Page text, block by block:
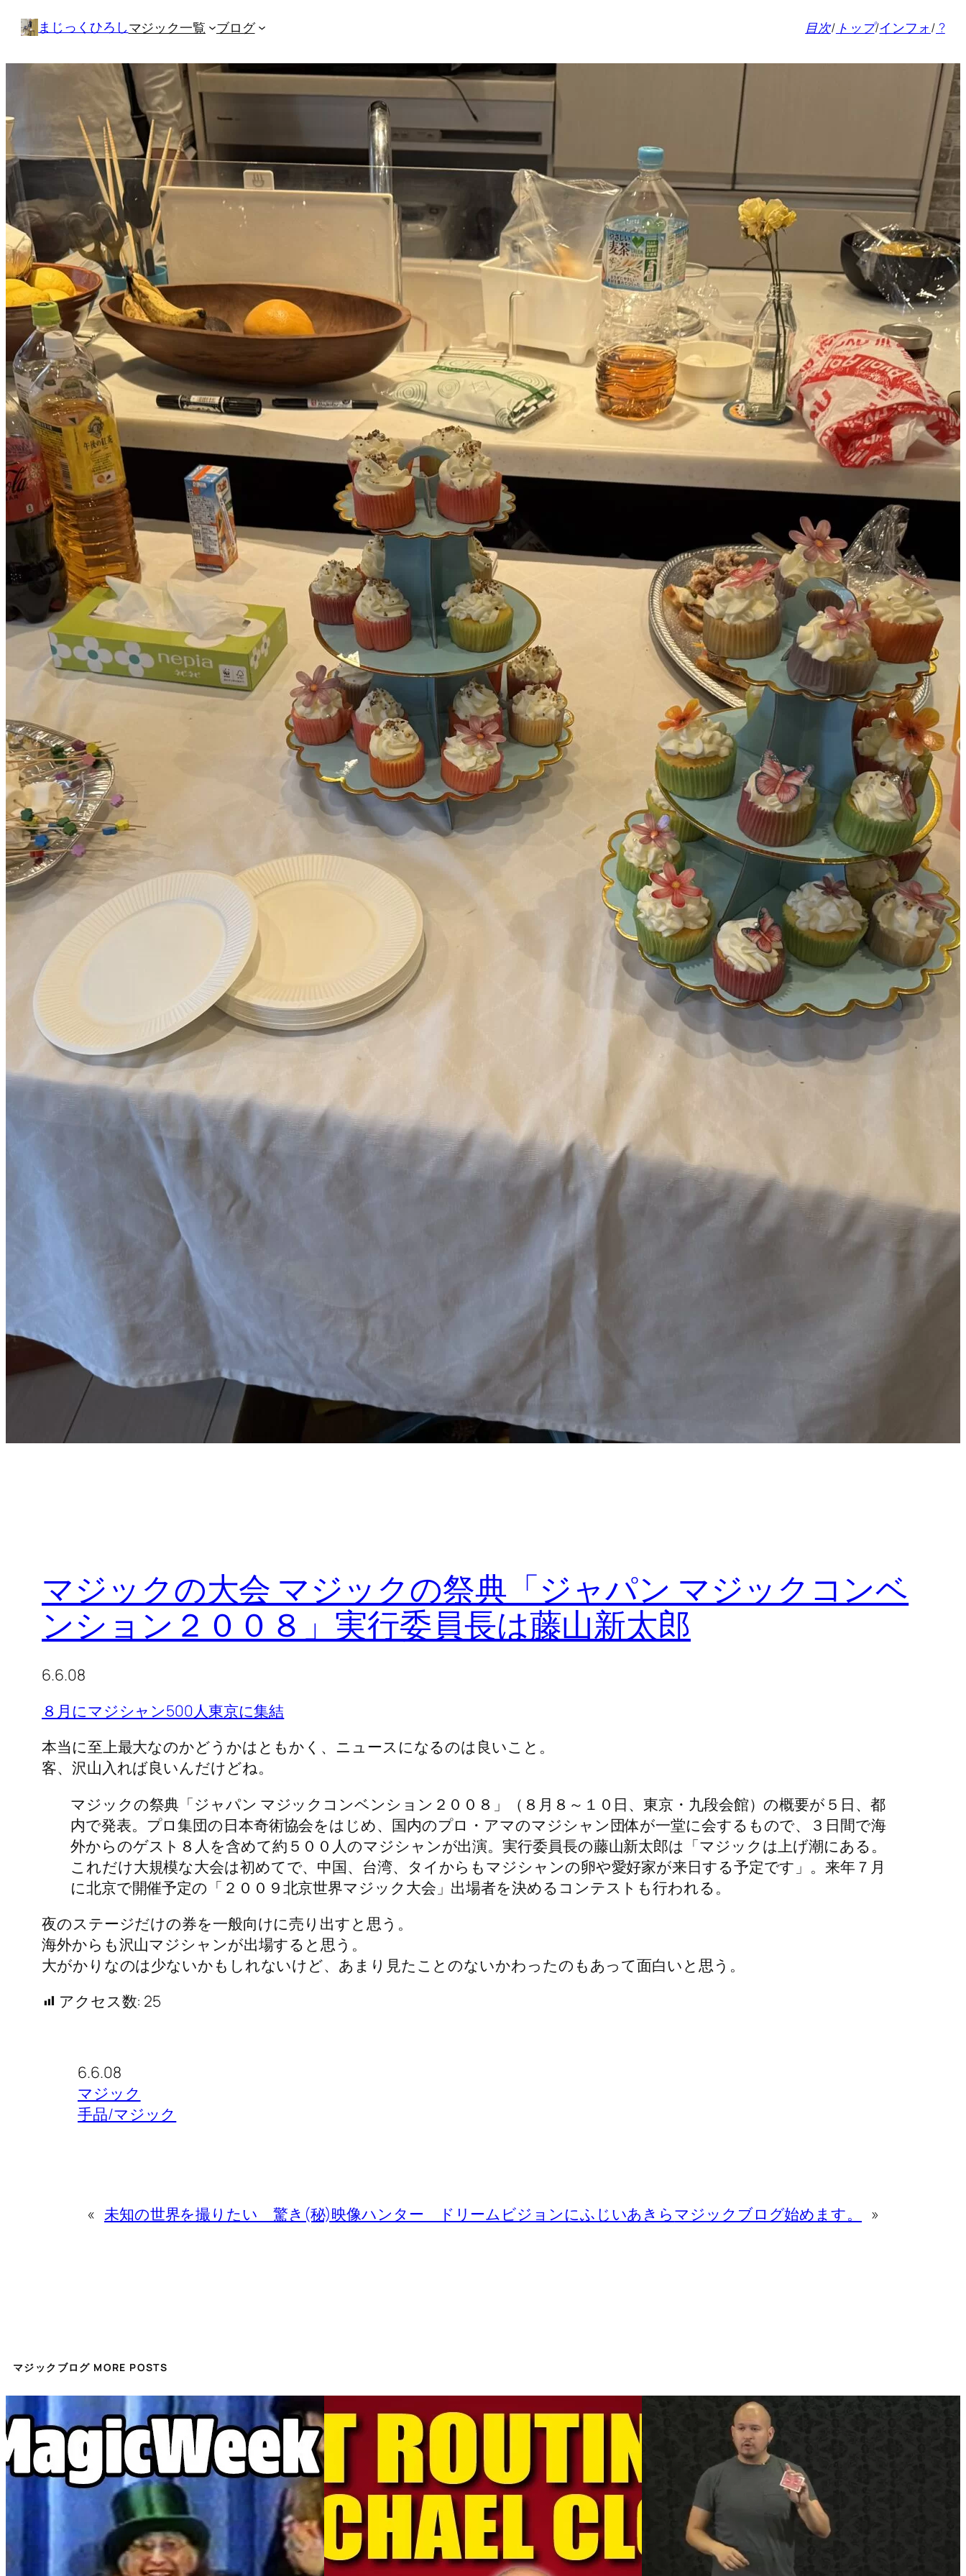
ッ
プ
まじっくひろしマジック一覧 ブログ 目次/ トップ/インフォ/ ?
マジックの大会 マジックの祭典「ジャパン マジックコンベ
ンション２００８」実行委員長は藤山新太郎
6.6.08
８月にマジシャン500人東京に集結
本当に至上最大なのかどうかはともかく、ニュースになるのは良いこと。
客、沢山入れば良いんだけどね。
マジックの祭典「ジャパン マジックコンベンション２００８」（８月８～１０日、東京・九段会館）の概要が５日、都
内で発表。プロ集団の日本奇術協会をはじめ、国内のプロ・アマのマジシャン団体が一堂に会するもので、３日間で海
外からのゲスト８人を含めて約５００人のマジシャンが出演。実行委員長の藤山新太郎は「マジックは上げ潮にある。
これだけ大規模な大会は初めてで、中国、台湾、タイからもマジシャンの卵や愛好家が来日する予定です」。来年７月
に北京で開催予定の「２００９北京世界マジック大会」出場者を決めるコンテストも行われる。
夜のステージだけの券を一般向けに売り出すと思う。
海外からも沢山マジシャンが出場すると思う。
大がかりなのは少ないかもしれないけど、あまり見たことのないかわったのもあって面白いと思う。
アクセス数: 25
6.6.08
マジック
手品/マジック
« 未知の世界を撮りたい 驚き(秘)映像ハンター ドリームビジョンにふじいあきらマジックブログ始めます。 »
マジックブログ MORE POSTS